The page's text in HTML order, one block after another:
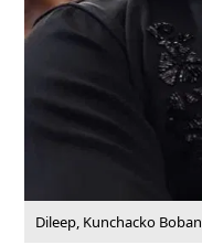
Dileep, Kunchacko Boban